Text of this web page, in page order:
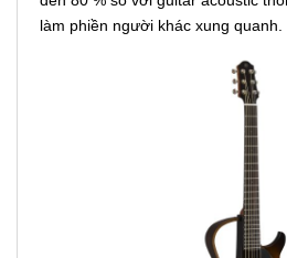
làm phiền người khác xung quanh.